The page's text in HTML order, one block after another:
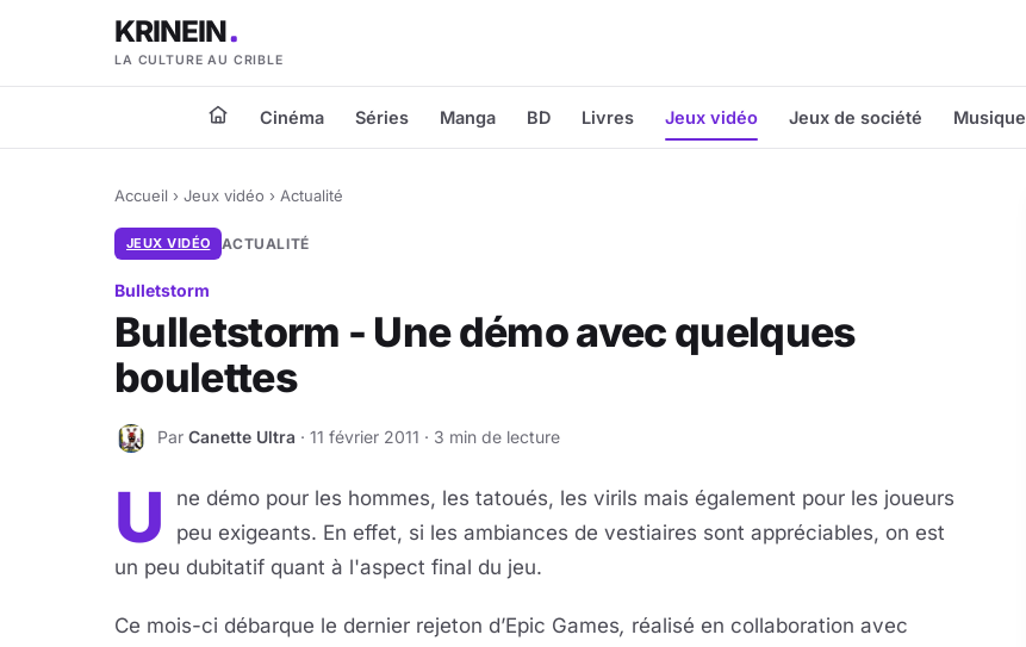
KRINEIN
LA CULTURE AU CRIBLE
Cinéma Séries Manga BD Livres Jeux vidéo Jeux de société Musique
Accueil › Jeux vidéo › Actualité
JEUX VIDÉO ACTUALITÉ
Bulletstorm
Bulletstorm - Une démo avec quelques
boulettes
C Par Canette Ultra · 11 février 2011 · 3 min de lecture
U
ne démo pour les hommes, les tatoués, les virils mais également pour les joueurs
peu exigeants. En effet, si les ambiances de vestiaires sont appréciables, on est
un peu dubitatif quant à l'aspect final du jeu.
Ce mois-ci débarque le dernier rejeton d’Epic Games, réalisé en collaboration avec